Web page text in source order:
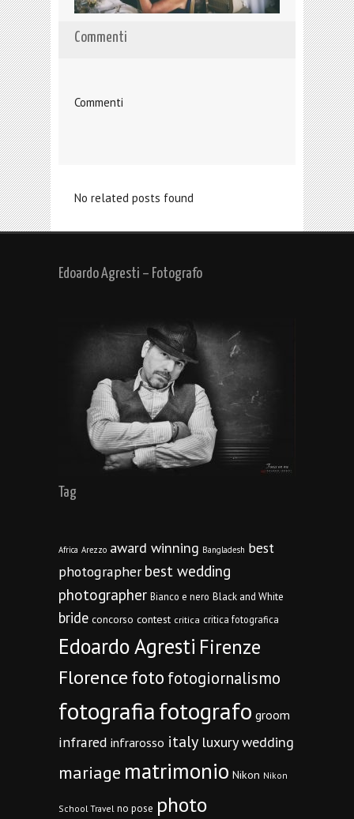
Commenti
Commenti
No related posts found
Edoardo Agresti – Fotografo
Tag
Africa Arezzo award winning Bangladesh best
photographer best wedding
photographer Bianco e nero Black and White
bride concorso contest critica critica fotografica
Edoardo Agresti Firenze
Florencefoto fotogiornalismo
fotografiafotografo groom
infrared infrarosso italy luxury wedding
mariage matrimonio Nikon Nikon
School Travel no pose photo